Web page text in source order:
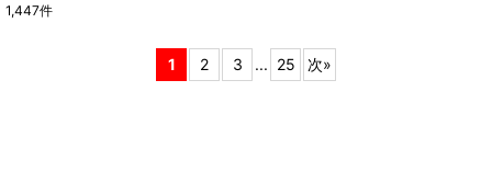
1,447件
1 2 3 ... 25 次»